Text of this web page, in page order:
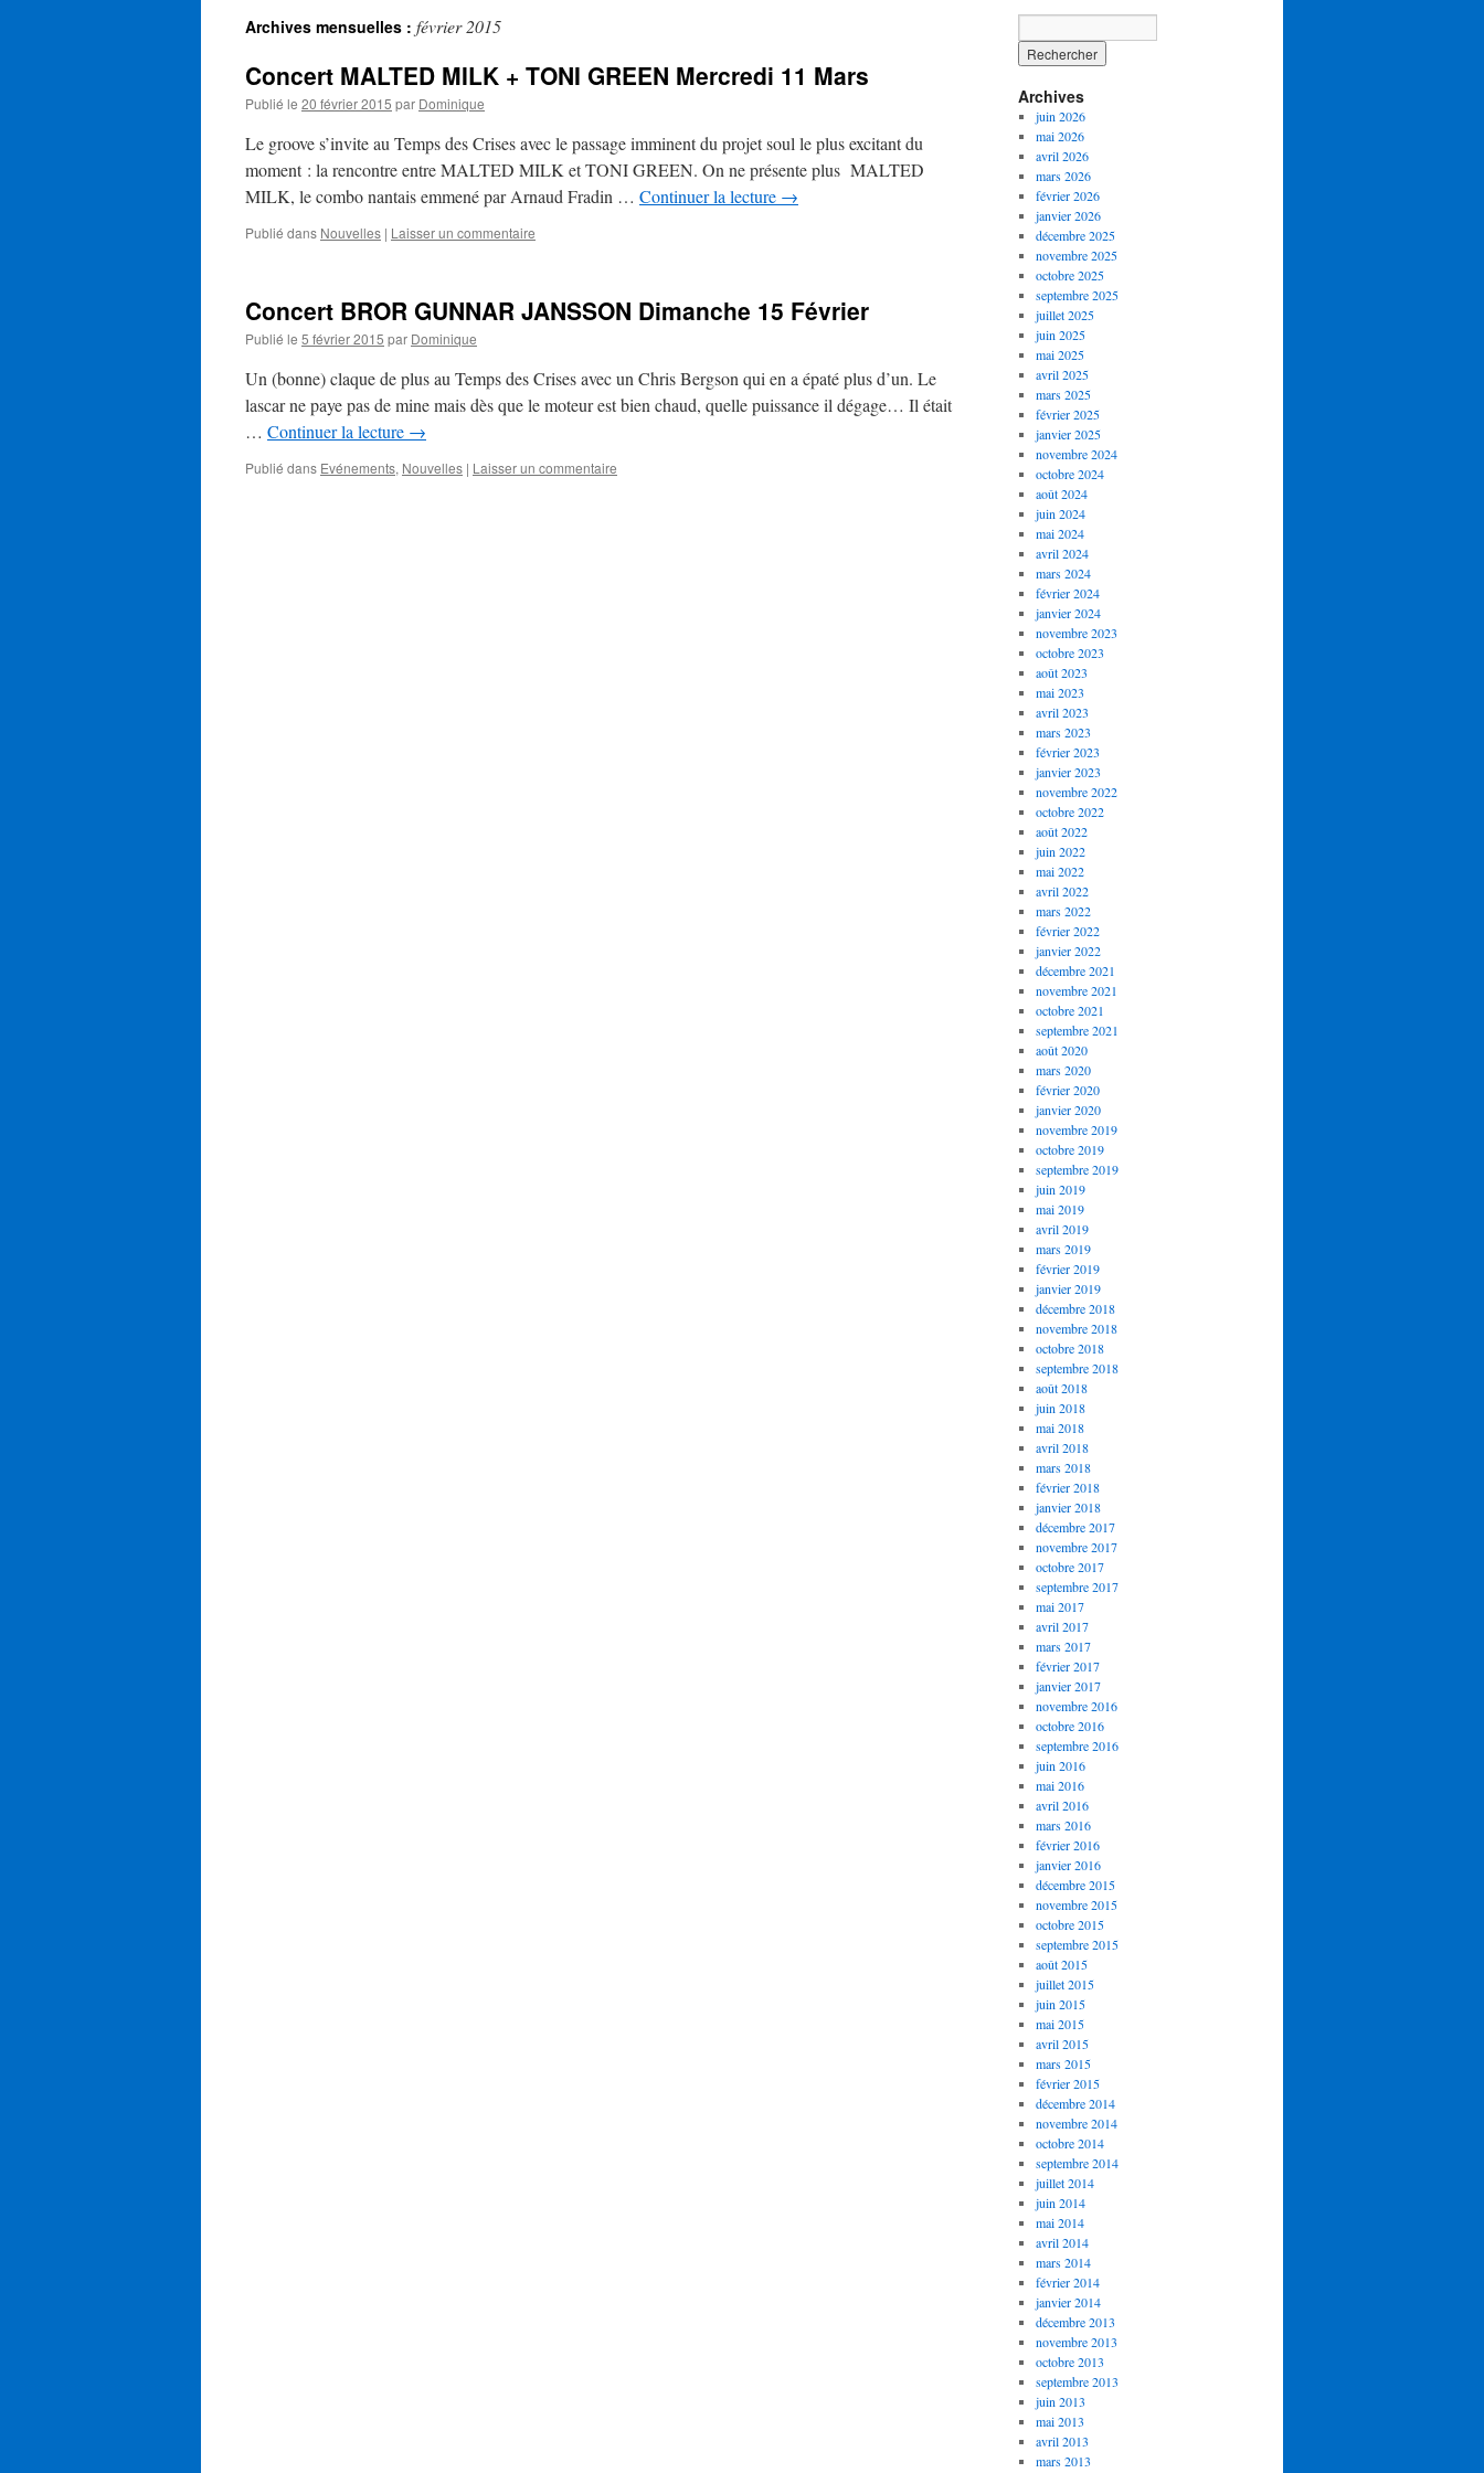
Archives mensuelles : février 2015
Concert MALTED MILK + TONI GREEN Mercredi 11 Mars
Publié le 20 février 2015 par Dominique
Le groove s’invite au Temps des Crises avec le passage imminent du projet soul le plus excitant du
moment : la rencontre entre MALTED MILK et TONI GREEN. On ne présente plus MALTED
MILK, le combo nantais emmené par Arnaud Fradin … Continuer la lecture →
Publié dans Nouvelles | Laisser un commentaire
Concert BROR GUNNAR JANSSON Dimanche 15 Février
Publié le 5 février 2015 par Dominique
Un (bonne) claque de plus au Temps des Crises avec un Chris Bergson qui en a épaté plus d’un. Le
lascar ne paye pas de mine mais dès que le moteur est bien chaud, quelle puissance il dégage… Il était
… Continuer la lecture →
Publié dans Evénements, Nouvelles | Laisser un commentaire
Archives
juin 2026
mai 2026
avril 2026
mars 2026
février 2026
janvier 2026
décembre 2025
novembre 2025
octobre 2025
septembre 2025
juillet 2025
juin 2025
mai 2025
avril 2025
mars 2025
février 2025
janvier 2025
novembre 2024
octobre 2024
août 2024
juin 2024
mai 2024
avril 2024
mars 2024
février 2024
janvier 2024
novembre 2023
octobre 2023
août 2023
mai 2023
avril 2023
mars 2023
février 2023
janvier 2023
novembre 2022
octobre 2022
août 2022
juin 2022
mai 2022
avril 2022
mars 2022
février 2022
janvier 2022
décembre 2021
novembre 2021
octobre 2021
septembre 2021
août 2020
mars 2020
février 2020
janvier 2020
novembre 2019
octobre 2019
septembre 2019
juin 2019
mai 2019
avril 2019
mars 2019
février 2019
janvier 2019
décembre 2018
novembre 2018
octobre 2018
septembre 2018
août 2018
juin 2018
mai 2018
avril 2018
mars 2018
février 2018
janvier 2018
décembre 2017
novembre 2017
octobre 2017
septembre 2017
mai 2017
avril 2017
mars 2017
février 2017
janvier 2017
novembre 2016
octobre 2016
septembre 2016
juin 2016
mai 2016
avril 2016
mars 2016
février 2016
janvier 2016
décembre 2015
novembre 2015
octobre 2015
septembre 2015
août 2015
juillet 2015
juin 2015
mai 2015
avril 2015
mars 2015
février 2015
décembre 2014
novembre 2014
octobre 2014
septembre 2014
juillet 2014
juin 2014
mai 2014
avril 2014
mars 2014
février 2014
janvier 2014
décembre 2013
novembre 2013
octobre 2013
septembre 2013
juin 2013
mai 2013
avril 2013
mars 2013